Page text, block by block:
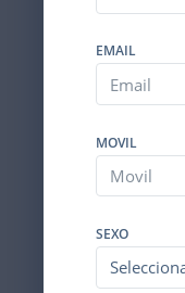
EMAIL
MOVIL
SEXO